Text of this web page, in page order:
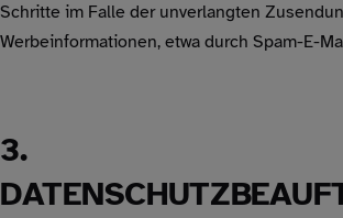
Schritte im Falle der unverlangten
Werbeinformationen, etwa durch Spam-E-
3.